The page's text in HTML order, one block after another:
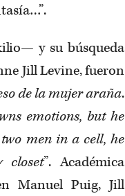
y su búsqueda
Jill Levine, fueron
de la mujer araña.
emotions, but he
men in a cell, he
”. Académica
Manuel Puig, Jill